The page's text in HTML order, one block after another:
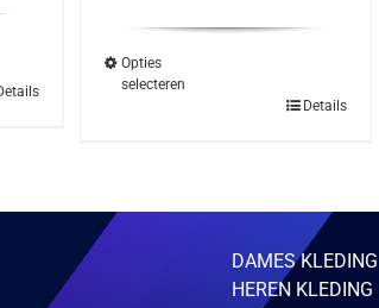
Opties
selecteren
optie
gekozen
op
Details
DAMES KLEDING
HEREN KLEDING